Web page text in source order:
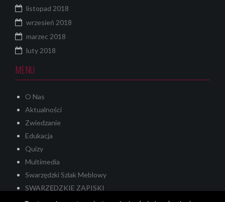
listopad 2018
wrzesień 2018
marzec 2018
luty 2018
MENU
O Nas
Aktualności
Zwiedzanie
Edukacja
Quizy
Multimedia
Swarzędzki Szlak Meblowy
SWARZĘDZKIE ZAPISKI